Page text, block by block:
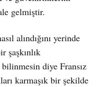
gelmiştir.
alındığını yerinde
şaşkınlık
diye Fransız
karmaşık bir şekilde